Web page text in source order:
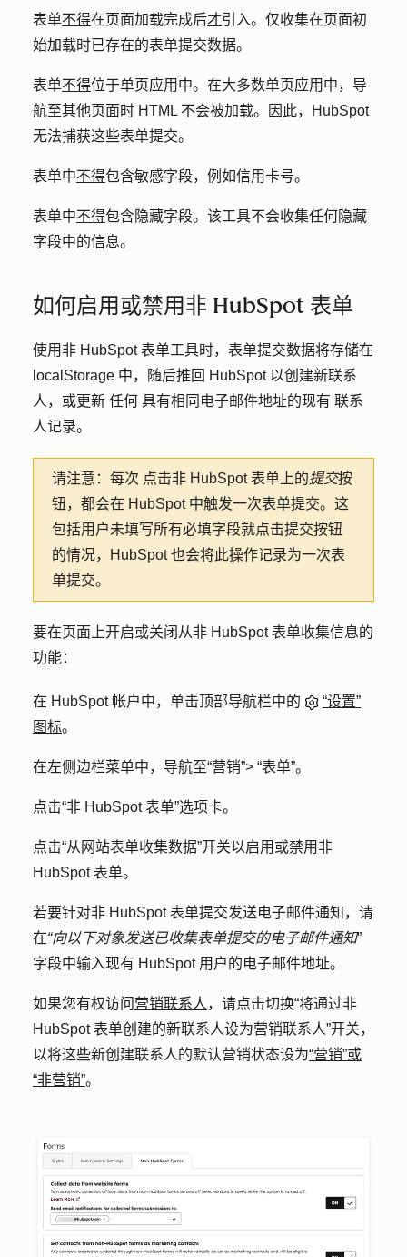
表单不得在页面加载完成后才引入。仅收集在页面初
始加载时已存在的表单提交数据。
表单不得位于单页应用中。在大多数单页应用中，导
航至其他页面时 HTML 不会被加载。因此，HubSpot
无法捕获这些表单提交。
表单中不得包含敏感字段，例如信用卡号。
表单中不得包含隐藏字段。该工具不会收集任何隐藏
字段中的信息。
如何启用或禁用非 HubSpot 表单
使用非 HubSpot 表单工具时，表单提交数据将存储在
localStorage 中，随后推回 HubSpot 以创建新联系
人，或更新 任何 具有相同电子邮件地址的现有 联系
人记录。
请注意：每次 点击非 HubSpot 表单上的提交按
钮，都会在 HubSpot 中触发一次表单提交。这
包括用户未填写所有必填字段就点击提交按钮
的情况，HubSpot 也会将此操作记录为一次表
单提交。
要在页面上开启或关闭从非 HubSpot 表单收集信息的
功能：
在 HubSpot 帐户中，单击顶部导航栏中的
“设置”
图标。
在左侧边栏菜单中，导航至“营销”> “表单”。
点击“非 HubSpot 表单”选项卡。
点击“从网站表单收集数据”开关以启用或禁用非
HubSpot 表单。
若要针对非 HubSpot 表单提交发送电子邮件通知，请
在“向以下对象发送已收集表单提交的电子邮件通知”
字段中输入现有 HubSpot 用户的电子邮件地址。
如果您有权访问 营销联系人 ，请点击切换“将通过非
HubSpot 表单创建的新联系人设为营销联系人”开关，
以将这些新创建联系人的默认营销状态设为“营销”或
“非营销”。